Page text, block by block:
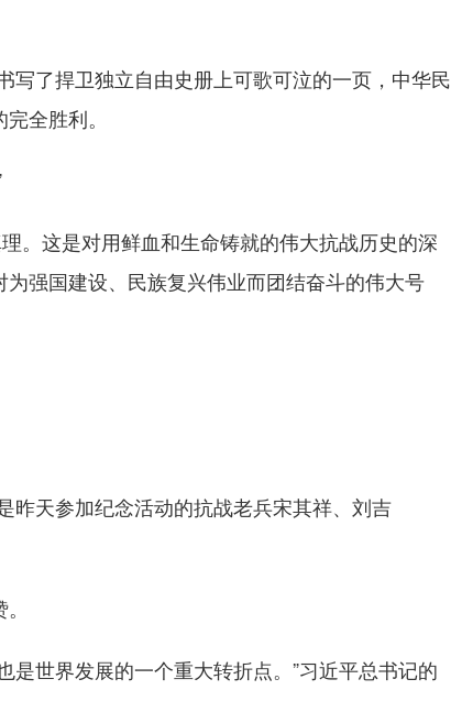
了捍卫独立自由史册上可歌可泣的一页，中华民
全胜利。
这是对用鲜血和生命铸就的伟大抗战历史的深
强国建设、民族复兴伟业而团结奋斗的伟大号
天参加纪念活动的抗战老兵宋其祥、刘吉
世界发展的一个重大转折点。”习近平总书记的